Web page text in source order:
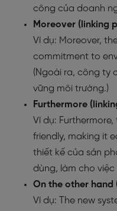
công của doanh
Moreover (linking
Ví dụ: Moreover,
commitment to
(Ngoài ra, công ty
vững môi trường.)
Furthermore
Ví dụ:
friendly, making it
thiết kế của sản
dùng, làm cho
On the other hand
Ví dụ: The new